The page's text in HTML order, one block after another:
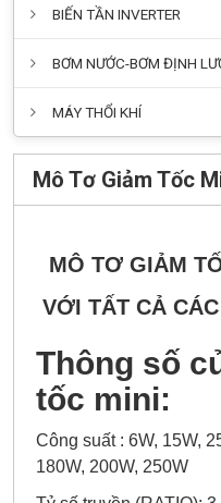
BIẾN TẦN INVERTER
BƠM NƯỚC-BƠM ĐỊNH
MÁY THỔI KHÍ
Mô Tơ Giảm Tốc
MÔ TƠ GIẢM
VỚI TẤT CẢ
Thông số
tốc mini:
Công suất : 6W, 15W,
180W, 200W, 250W